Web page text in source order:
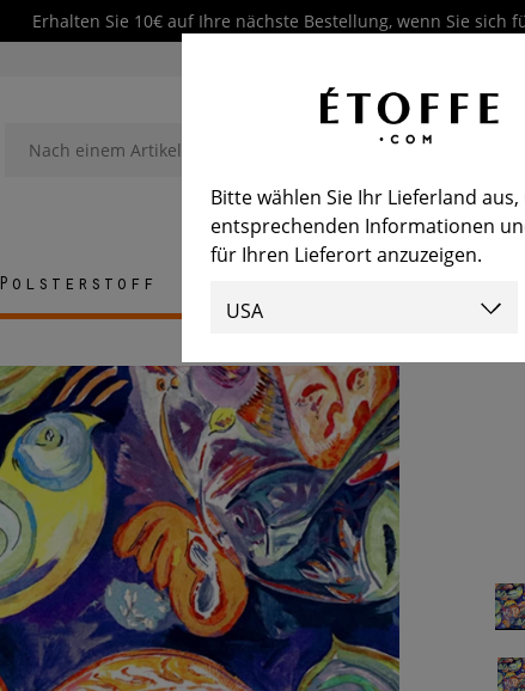
Erhalten Sie 10€ auf Ihre nächste Bestellung, wenn Sie sich
Polsterstoff
Bitte wählen Sie Ihr Lieferland
entsprechenden Informationen
für Ihren Lieferort anzuzeigen.